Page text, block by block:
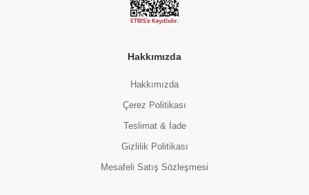
Hakkımızda
Hakkımızda
Çerez Politikası
Teslimat & İade
Gizlilik Politikası
Mesafeli Satış Sözleşmesi